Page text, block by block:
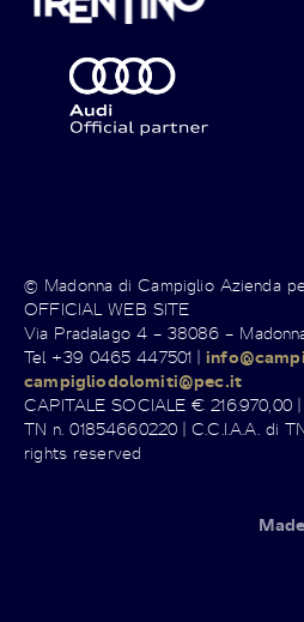
© Madonna di Campiglio Azienda
OFFICIAL WEB SITE
Via Pradalago 4 – 38086 –
Tel +39 0465 447501 |
campigliodolomiti@pec.it
CAPITALE SOCIALE € 216.970,00 |
TN n. 01854660220 | C.C.I.A.A. di
rights reserved